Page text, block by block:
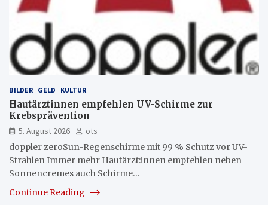
BILDER GELD KULTUR
Hautärztinnen empfehlen UV-Schirme zur
Krebsprävention
5. August 2026
ots
doppler zeroSun-Regenschirme mit 99 % Schutz vor UV-
Strahlen Immer mehr Hautärzt:innen empfehlen neben
Sonnencremes auch Schirme…
Continue Reading